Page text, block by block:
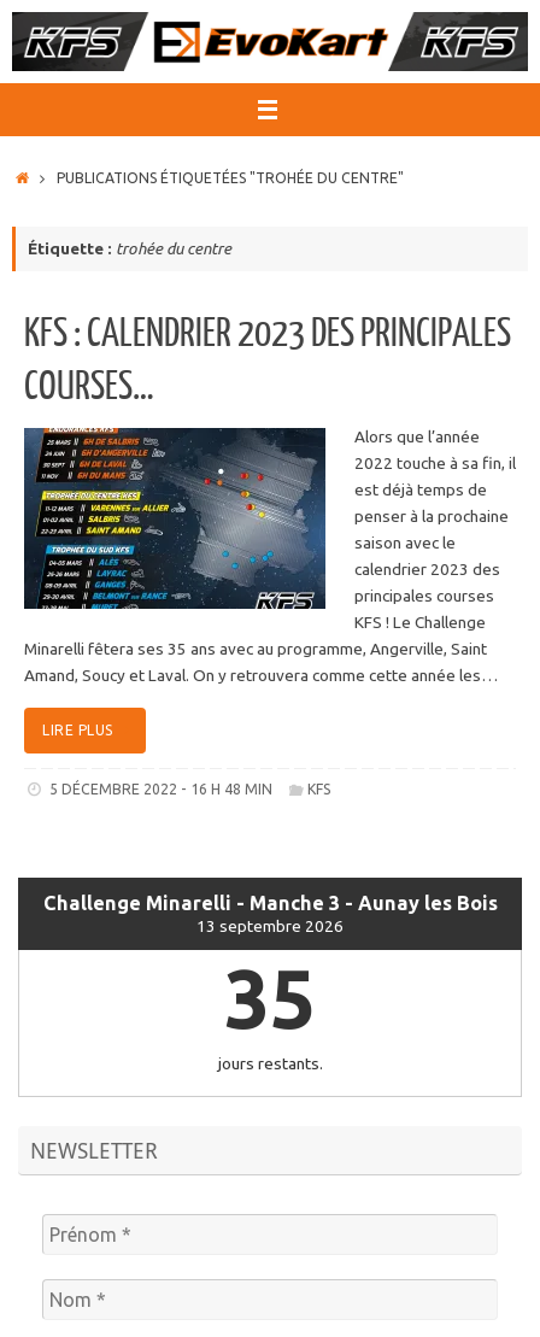
Passer
au
ACCUEIL
PUBLICATIONS ÉTIQUETÉES "TROHÉE DU CENTRE"
Étiquette : trohée du centre
KFS : CALENDRIER 2023 DES PRINCIPALES
COURSES…
Alors que l’année
2022 touche à sa fin, il
est déjà temps de
penser à la prochaine
saison avec le
calendrier 2023 des
principales courses
KFS ! Le Challenge
Minarelli fêtera ses 35 ans avec au programme, Angerville, Saint
Amand, Soucy et Laval. On y retrouvera comme cette année les…
LIRE PLUS
5 DÉCEMBRE 2022 - 16 H 48 MIN KFS
Challenge Minarelli - Manche 3 - Aunay les Bois
13 septembre 2026
35
jours restants.
NEWSLETTER